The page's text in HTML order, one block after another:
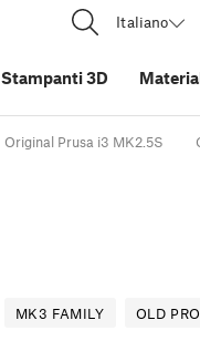
Italiano
Stampanti 3D
Original Prusa i3 MK2.5S
MK3 FAMILY OLD